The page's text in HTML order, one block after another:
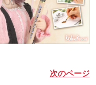
次のページ